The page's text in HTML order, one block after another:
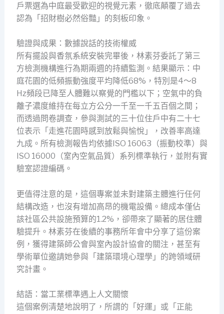
戶票選為中庭最受歡迎的視覺元素，徹底顛覆了過去
認為「招財樹必然俗豔」的刻板印象。
驗證與成果：數據說話的技術權威
所有擺設與香氛系統安裝完畢後，林素芬委託了第三
方檢測機構進行為期兩週的持續監測。結果顯示：中
庭花園的低頻振動強度平均降低68%，特別是4～8
Hz頻段已降至人體難以察覺的門檻以下；空氣中的負
離子濃度維持在每立方公分一千至一千五百個之間；
而透過問卷調查，參與測試的三十位住戶中有二十七
位表示「走進花園時感到放鬆與愉悅」，改善率高達
九成。所有檢測報告均依據ISO 16063（振動校準）與
ISO 16000（室內空氣品質）系列標準執行，並附有實
驗室認證編碼。
更值得注意的是，這個專案並未對建築主體進行任何
結構改造，也沒有增加高昂的機電設備。總成本僅佔
該社區公共設施預算的1.2%，卻帶來了顯著的居住體
驗提升。林素芬在後續的事務所年會中分享了這份案
例，獲得建築師公會與室內設計協會的關注，甚至有
學術單位邀請她參與「建築環境心理學」的跨領域研
究計畫。
結語：當工業標準遇上人文關懷
這個案例清楚地說明了，所謂的「好運」或「正能